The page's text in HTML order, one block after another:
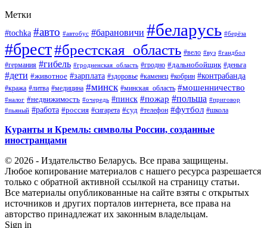
Метки
#tochka #авто #автобус #барановичи #беларусь #берёза
#брест#брестская_область #вело #вуз #гандбол
#германия #гибель #гродненская_область #гродно #дальнобойщик #деньга
#дети #животное #зарплата #здоровье #каменец #кобрин #контрабанда
#кража #литва #медицина #минск #минская_область #мошенничество
#налог #недвижимость #очередь #пинск #пожар #польша #приговор
#пьяный #работа #россия #сигарета #суд #телефон #футбол #школа
Куранты и Кремль: символы России, созданные
иностранцами
© 2026 - Издательство Беларусь. Все права защищены.
Любое копирование материалов с нашего ресурса разрешается
только с обратной активной ссылкой на страницу статьи.
Все материалы опубликованные на сайте взяты с открытых
источников и других порталов интернета, все права на
авторство принадлежат их законным владельцам.
Sign in